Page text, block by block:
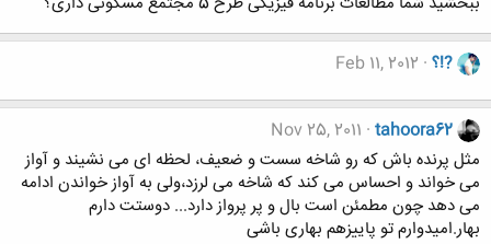
?!؟ Feb 11, 2012
tahoora62
Nov 25, 2011
مثل پرنده باش که رو شاخه سست و ضعیف، لحظه ای می نشیند و آواز
می خواند و احساس می کند که شاخه می لرزد،ولی به آواز خواندن ادامه
می دهد چون مطمئن است بال و پر پرواز دارد... دوستت دارم
بهار.امیدوارم تو پاییزهم بهاری باشی